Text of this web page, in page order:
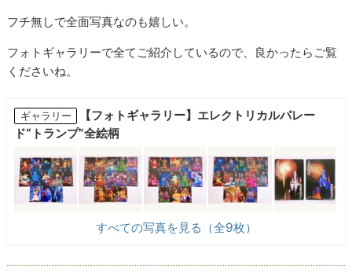
フチ無しで全面写真なのも嬉しい。
フォトギャラリーで全てご紹介しているので、良かったらご覧
くださいね。
ギャラリー
【フォトギャラリー】エレクトリカルパレー
ド“トランプ”全絵柄
すべての写真を見る（全9枚）